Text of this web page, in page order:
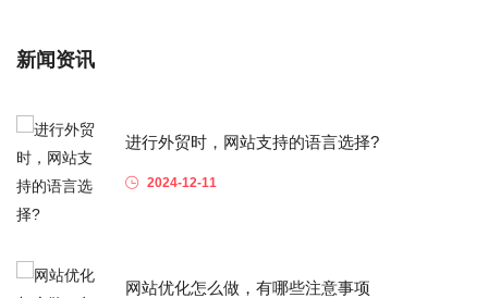
新闻资讯
进行外贸时，网站支持的语言选择?
2024-12-11
网站优化怎么做，有哪些注意事项